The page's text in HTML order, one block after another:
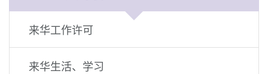
来华工作许可
来华生活、学习